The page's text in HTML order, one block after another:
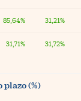
85,64% 31,21%
31,71% 31,72%
(%)